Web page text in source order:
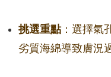
挑選重點：選擇氣
劣質海綿導致膚況